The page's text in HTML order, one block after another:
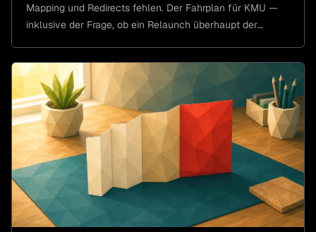
Mapping und Redirects fehlen. Der Fahrplan für KMU —
inklusive der Frage, ob ein Relaunch überhaupt der